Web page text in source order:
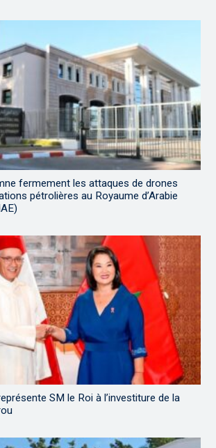
fermement les attaques de drones
pétrolières au Royaume d’Arabie
SM le Roi à l’investiture de la